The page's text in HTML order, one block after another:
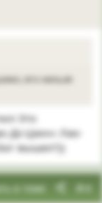
его нельзя
Это
Дэ Цзин» Лао-
вышел?))
в теме #4